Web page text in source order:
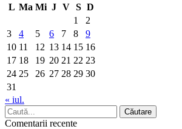
L Ma Mi J V S D
1
2
3
4 5 6 7 8
9
10 11 12 13 14 15 16
17 18 19 20 21 22 23
24 25 26 27 28 29 30
31
« iul.
Comentarii recente